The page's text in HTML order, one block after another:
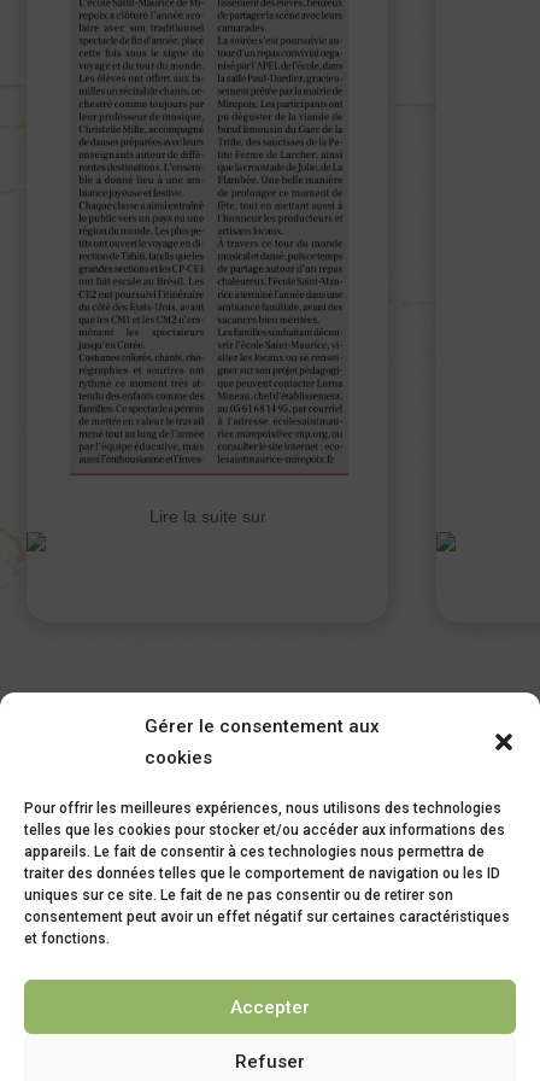
Gérer le consentement aux
cookies
Pour offrir les meilleures expériences, nous utilisons des technologies
telles que les cookies pour stocker et/ou accéder aux informations des
appareils. Le fait de consentir à ces technologies nous permettra de
traiter des données telles que le comportement de navigation ou les ID
uniques sur ce site. Le fait de ne pas consentir ou de retirer son
consentement peut avoir un effet négatif sur certaines caractéristiques
et fonctions.
Accepter
Refuser
Lire la suite sur
2 bis Rue Maréchal Joffre – 09500
Mirepoix